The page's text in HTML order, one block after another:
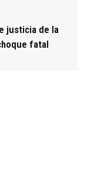
justicia de la
fatal